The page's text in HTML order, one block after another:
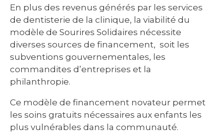
En plus des revenus générés par les services
de dentisterie de la clinique, la viabilité du
modèle de Sourires Solidaires nécessite
diverses sources de financement, soit les
subventions gouvernementales, les
commandites d’entreprises et la
philanthropie.
Ce modèle de financement novateur permet
les soins gratuits nécessaires aux enfants les
plus vulnérables dans la communauté.